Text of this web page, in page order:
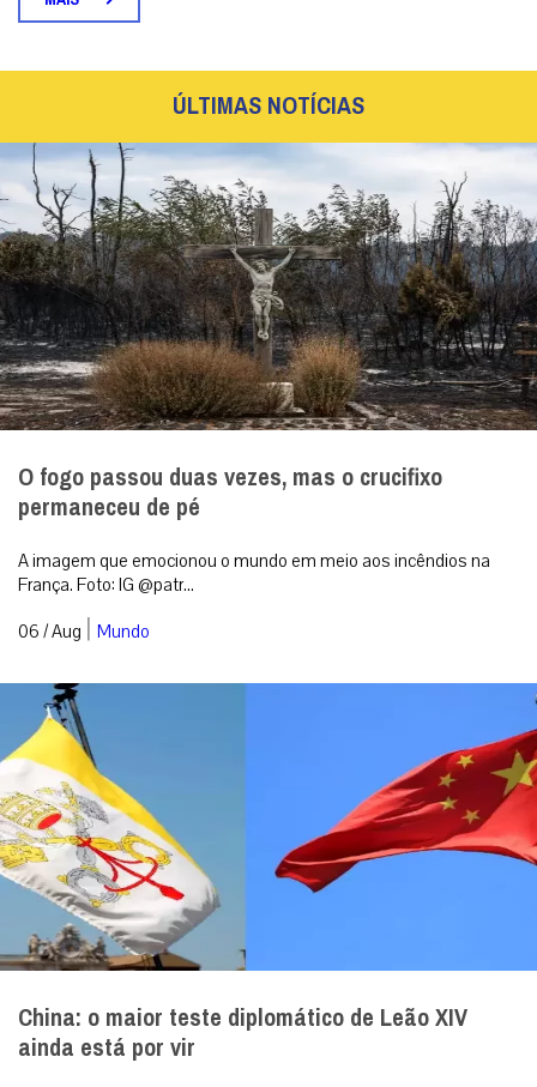
ÚLTIMAS NOTÍCIAS
O fogo passou duas vezes, mas o crucifixo
permaneceu de pé
A imagem que emocionou o mundo em meio aos incêndios na
França. Foto: IG @patr...
06 / Aug | Mundo
China: o maior teste diplomático de Leão XIV
ainda está por vir